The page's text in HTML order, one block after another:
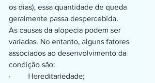
os dias), essa quantidade de queda
geralmente passa despercebida.
As causas da alopecia podem ser
variadas. No entanto, alguns fatores
associados ao desenvolvimento da
condição são:
·         Hereditariedade;